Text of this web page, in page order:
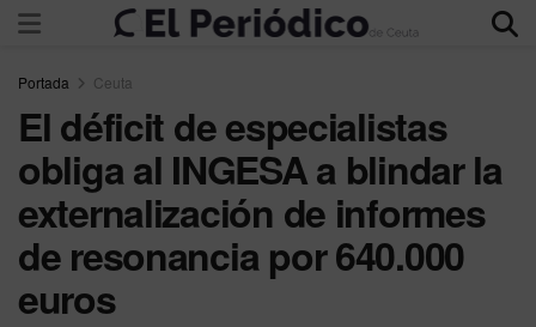
Portada Ceuta
El déficit de especialistas
obliga al INGESA a blindar la
externalización de informes
de resonancia por 640.000
euros